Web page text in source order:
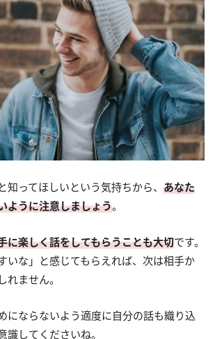
知ってほしいという気持ちから、 あなた
ように注意しましょう。
に楽しく話をしてもらうことも大切です。
いな」と感じてもらえれば、次は相手か
れません。
にならないよう適度に自分の話も織り込
識してくださいね。